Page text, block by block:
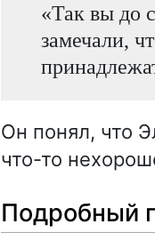
«Так вы до
замечали,
Он понял, что
что-то
Подробный